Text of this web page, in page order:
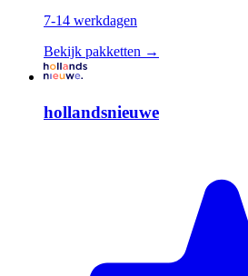
7-14 werkdagen
Bekijk pakketten →
hollandsnieuwe